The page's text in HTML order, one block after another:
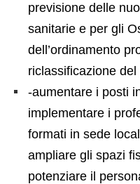
previsione delle
sanitarie e per gli
dell’ordinamento
riclassificazione
-aumentare i posti
implementare i
formati in sede
ampliare gli spazi
potenziare il